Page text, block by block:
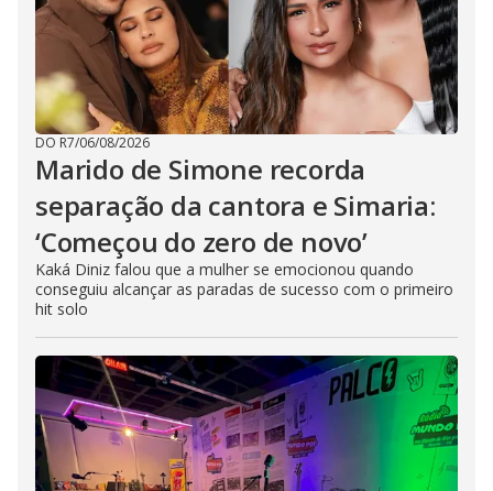
DO R7/06/08/2026
Marido de Simone recorda
separação da cantora e Simaria:
‘Começou do zero de novo’
Kaká Diniz falou que a mulher se emocionou quando
conseguiu alcançar as paradas de sucesso com o primeiro
hit solo